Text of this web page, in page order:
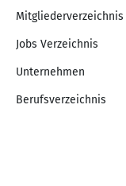
Mitgliederverzeichnis
Jobs Verzeichnis
Unternehmen
Berufsverzeichnis